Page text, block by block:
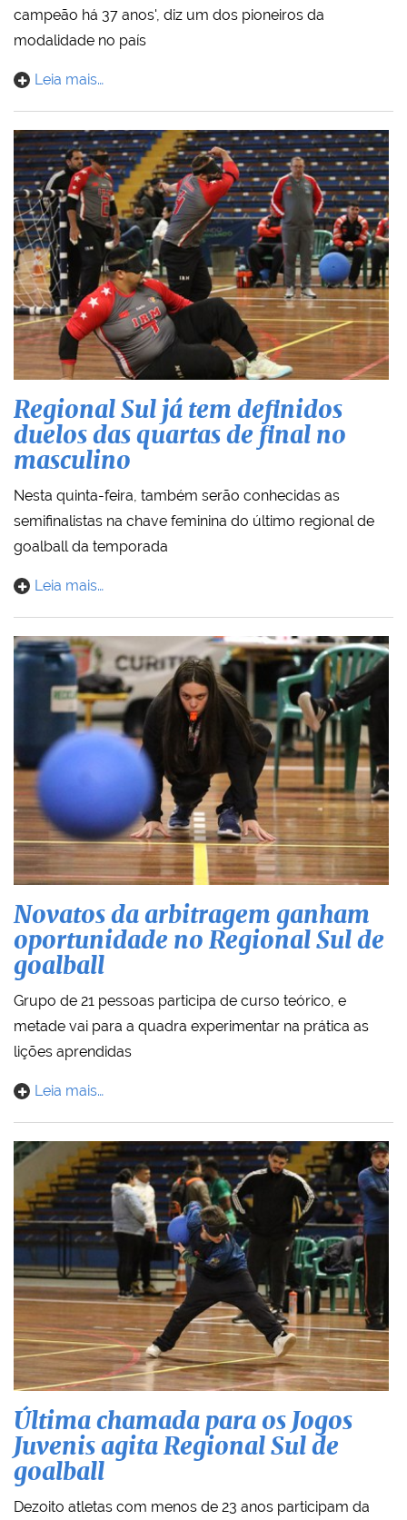
campeão há 37 anos', diz um dos pioneiros da
modalidade no país
Leia mais…
Regional Sul já tem definidos
duelos das quartas de final no
masculino
Nesta quinta-feira, também serão conhecidas as
semifinalistas na chave feminina do último regional de
goalball da temporada
Leia mais…
Novatos da arbitragem ganham
oportunidade no Regional Sul de
goalball
Grupo de 21 pessoas participa de curso teórico, e
metade vai para a quadra experimentar na prática as
lições aprendidas
Leia mais…
Última chamada para os Jogos
Juvenis agita Regional Sul de
goalball
Dezoito atletas com menos de 23 anos participam da